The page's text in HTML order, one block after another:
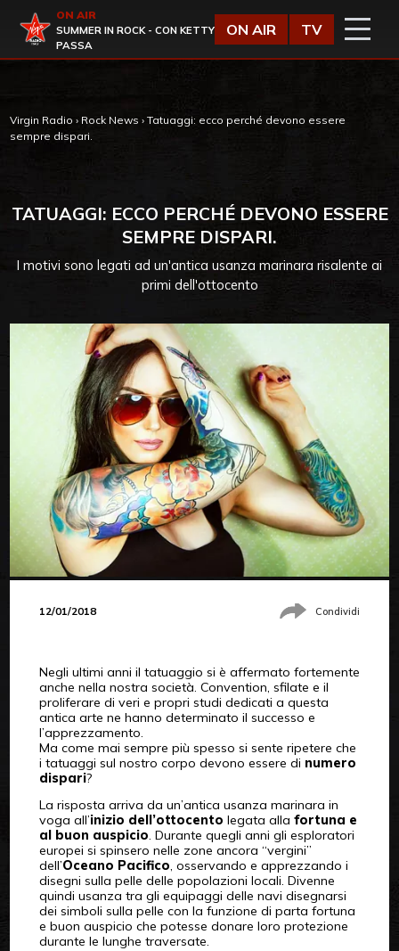
Virgin Radio
ON AIR
SUMMER IN ROCK - CON KETTY
PASSA
ON AIR TV
Virgin Radio › Rock News › Tatuaggi: ecco perché devono essere
sempre dispari.
TATUAGGI: ECCO PERCHÉ DEVONO ESSERE
SEMPRE DISPARI.
I motivi sono legati ad un'antica usanza marinara risalente ai
primi dell'ottocento
12/01/2018 Condividi
Negli ultimi anni il tatuaggio si è affermato fortemente
anche nella nostra società. Convention, sfilate e il
proliferare di veri e propri studi dedicati a questa
antica arte ne hanno determinato il successo e
l’apprezzamento.
Ma come mai sempre più spesso si sente ripetere che
i tatuaggi sul nostro corpo devono essere di numero
dispari?
La risposta arriva da un’antica usanza marinara in
voga all’inizio dell’ottocento legata alla fortuna e
al buon auspicio. Durante quegli anni gli esploratori
europei si spinsero nelle zone ancora “vergini”
dell’Oceano Pacifico, osservando e apprezzando i
disegni sulla pelle delle popolazioni locali. Divenne
quindi usanza tra gli equipaggi delle navi disegnarsi
dei simboli sulla pelle con la funzione di parta fortuna
e buon auspicio che potesse donare loro protezione
durante le lunghe traversate.